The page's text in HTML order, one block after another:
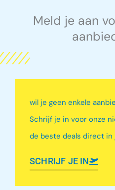
Meld je aan
wil je geen enkele
Schrijf je in voor onze
de beste deals direct in
SCHRIJF JE IN